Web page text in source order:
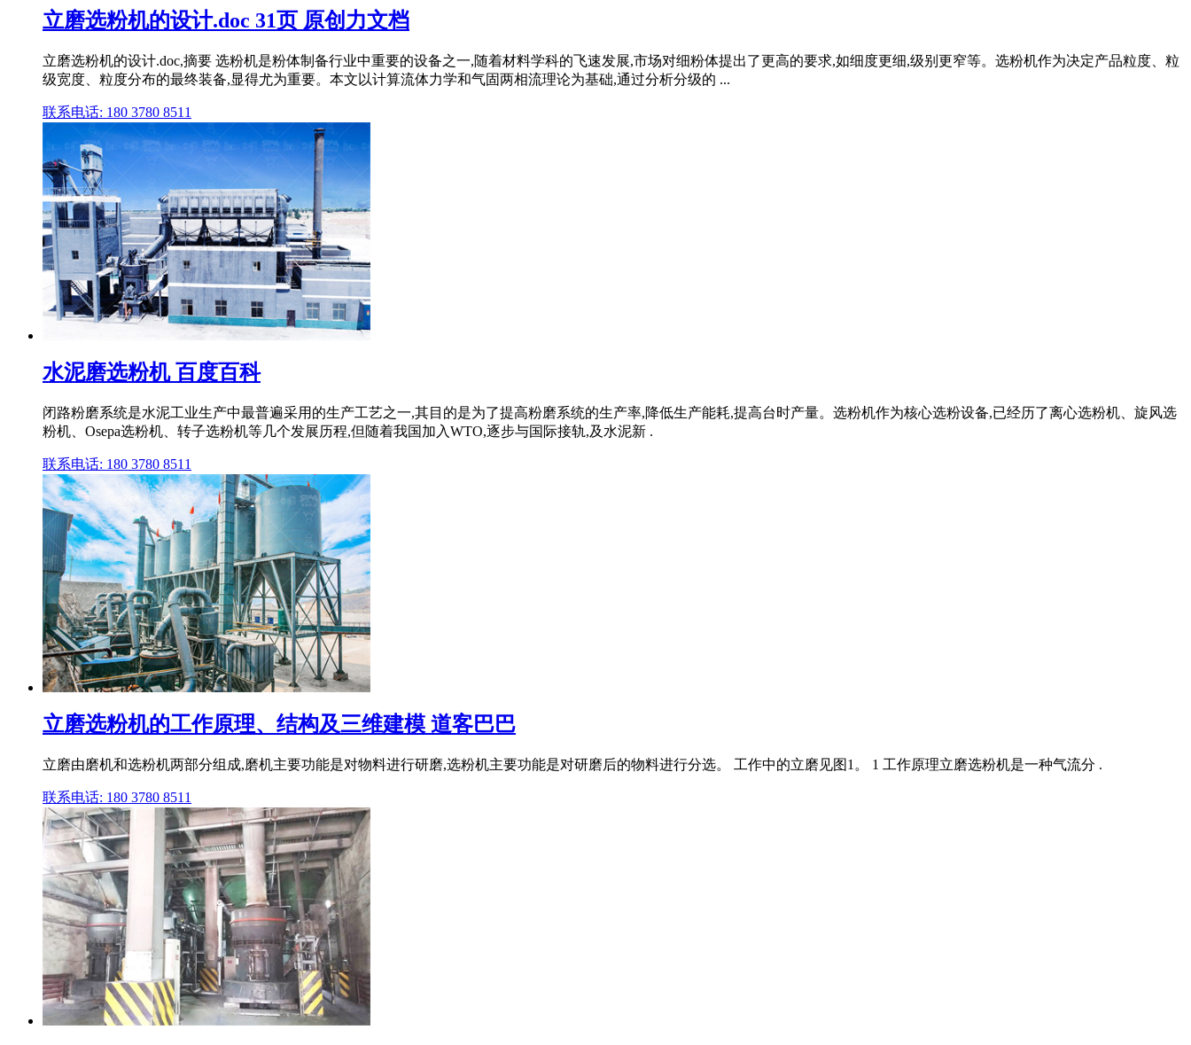
立磨选粉机的设计.doc 31页 原创力文档
立磨选粉机的设计.doc,摘要 选粉机是粉体制备行业中重要的设备之一,随着材料学科的飞速发展,市场对细粉体提出了更高的要求,如细度更细,级别更窄等。选粉机作为决定产品粒度、粒
级宽度、粒度分布的最终装备,显得尤为重要。本文以计算流体力学和气固两相流理论为基础,通过分析分级的 ...
联系电话: 180 3780 8511
水泥磨选粉机 百度百科
闭路粉磨系统是水泥工业生产中最普遍采用的生产工艺之一,其目的是为了提高粉磨系统的生产率,降低生产能耗,提高台时产量。选粉机作为核心选粉设备,已经历了离心选粉机、旋风选
粉机、Osepa选粉机、转子选粉机等几个发展历程,但随着我国加入WTO,逐步与国际接轨,及水泥新 .
联系电话: 180 3780 8511
立磨选粉机的工作原理、结构及三维建模 道客巴巴
立磨由磨机和选粉机两部分组成,磨机主要功能是对物料进行研磨,选粉机主要功能是对研磨后的物料进行分选。 工作中的立磨见图1。 1 工作原理立磨选粉机是一种气流分 .
联系电话: 180 3780 8511